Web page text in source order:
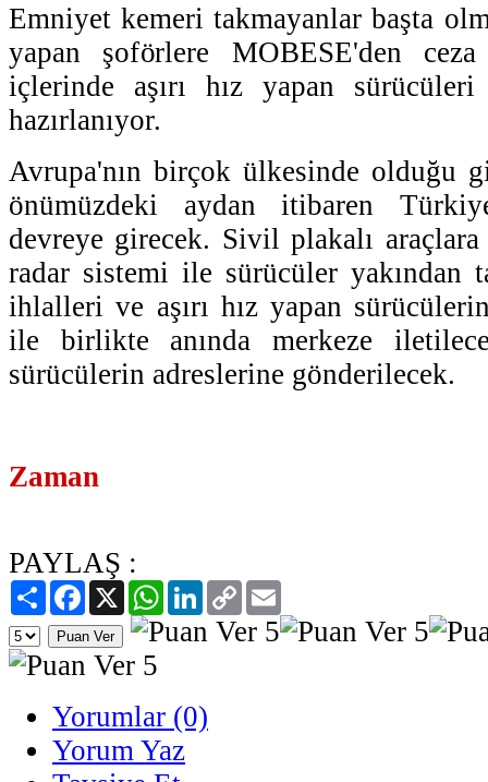
Emniyet kemeri takmayanlar başta
yapan şoförlere MOBESE'den
içlerinde aşırı hız yapan
hazırlanıyor.
Avrupa'nın birçok ülkesinde olduğu
önümüzdeki aydan itibaren
devreye girecek. Sivil plakalı
radar sistemi ile sürücüler yakından
ihlalleri ve aşırı hız yapan
ile birlikte anında merkeze
sürücülerin adreslerine gönderilecek.
Zaman
PAYLAŞ :
PaylaşFacebook
X WhatsAppLinkedIn
Copy
Link
Yorumlar (0)
Yorum Yaz